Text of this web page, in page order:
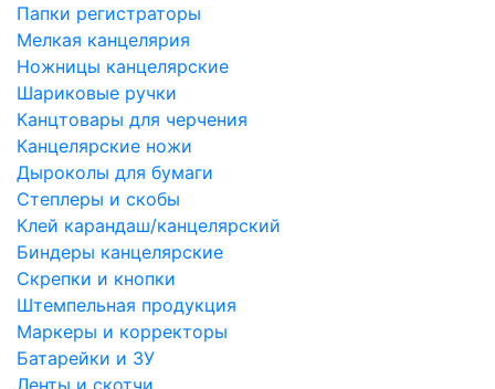
Папки регистраторы
Мелкая канцелярия
Ножницы канцелярские
Шариковые ручки
Канцтовары для черчения
Канцелярские ножи
Дыроколы для бумаги
Степлеры и скобы
Клей карандаш/канцелярский
Биндеры канцелярские
Скрепки и кнопки
Штемпельная продукция
Маркеры и корректоры
Батарейки и ЗУ
Ленты и скотчи